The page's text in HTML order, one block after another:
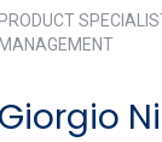
PRODUCT
MANAGEMENT
Giorgio